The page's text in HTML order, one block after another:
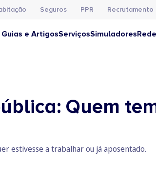
Seguros PPR Recrutamento
Guias e ArtigosServiçosSimuladoresRede
Quem
estivesse a trabalhar ou já aposentado.